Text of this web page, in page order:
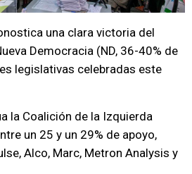
una clara victoria del
Democracia (ND, 36-40% de
legislativas celebradas este
la Coalición de la Izquierda
un 25 y un 29% de apoyo,
Alco, Marc, Metron Analysis y